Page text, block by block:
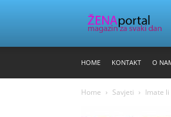
HOME KONTAKT O
Home Savjeti Imate